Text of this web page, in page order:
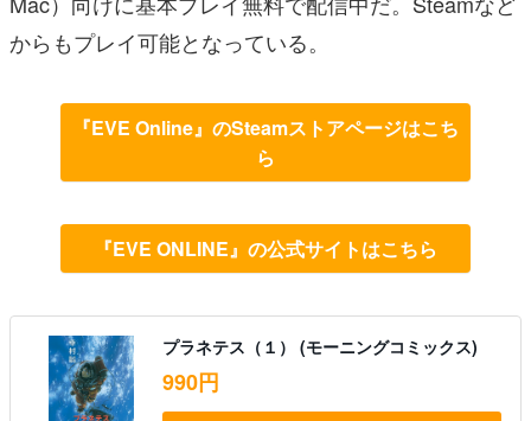
からもプレイ可能となっている。
『EVE Online』のSteamストアページはこち
ら
『EVE ONLINE』の公式サイトはこちら
プラネテス（１） (モーニングコミックス)
990円